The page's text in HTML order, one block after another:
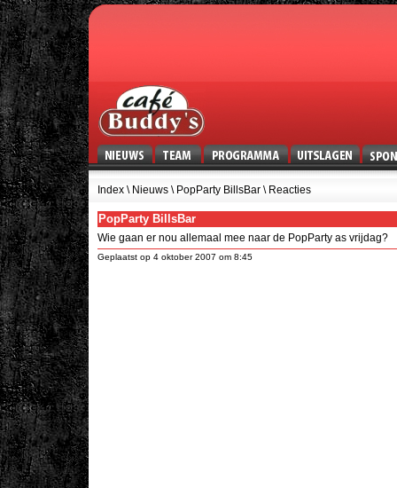
Index \ Nieuws \ PopParty BillsBar \ Reacties
PopParty BillsBar
Wie gaan er nou allemaal mee naar de PopParty as vrijdag?
Geplaatst op 4 oktober 2007 om 8:45